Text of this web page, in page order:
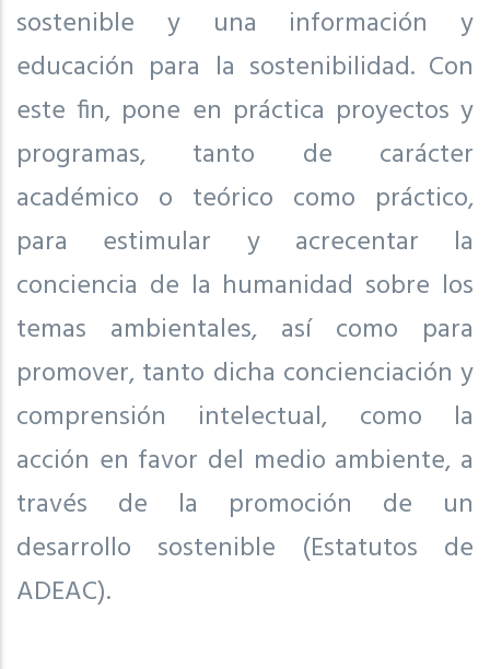
sostenible y una información y
educación para la sostenibilidad. Con
este fin, pone en práctica proyectos y
programas, tanto de carácter
académico o teórico como práctico,
para estimular y acrecentar la
conciencia de la humanidad sobre los
temas ambientales, así como para
promover, tanto dicha concienciación y
comprensión intelectual, como la
acción en favor del medio ambiente, a
través de la promoción de un
desarrollo sostenible (Estatutos de
ADEAC).